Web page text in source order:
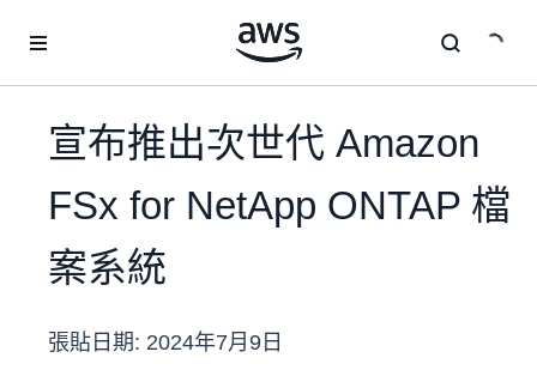
宣布推出次世代 Amazon
FSx for NetApp ONTAP 檔
案系統
張貼日期: 2024年7月9日